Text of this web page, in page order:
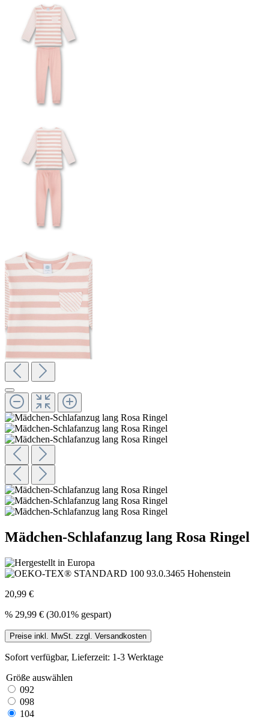
Mädchen-Schlafanzug lang Rosa Ringel
20,99 €
% 29,99 € (30.01% gespart)
Preise inkl. MwSt. zzgl. Versandkosten
Sofort verfügbar, Lieferzeit: 1-3 Werktage
Größe auswählen
092
098
104